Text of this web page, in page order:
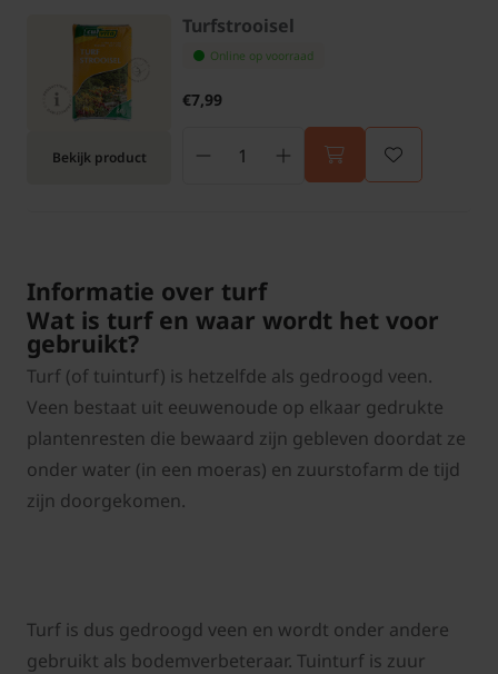
Bekijk product
Turfstrooisel
Online op voorraad
€7,99
Informatie over turf
Wat is turf en waar wordt het voor
gebruikt?
Turf (of tuinturf) is hetzelfde als gedroogd veen.
Veen bestaat uit eeuwenoude op elkaar gedrukte
plantenresten die bewaard zijn gebleven doordat ze
onder water (in een moeras) en zuurstofarm de tijd
zijn doorgekomen.
Turf is dus gedroogd veen en wordt onder andere
gebruikt als bodemverbeteraar. Tuinturf is zuur